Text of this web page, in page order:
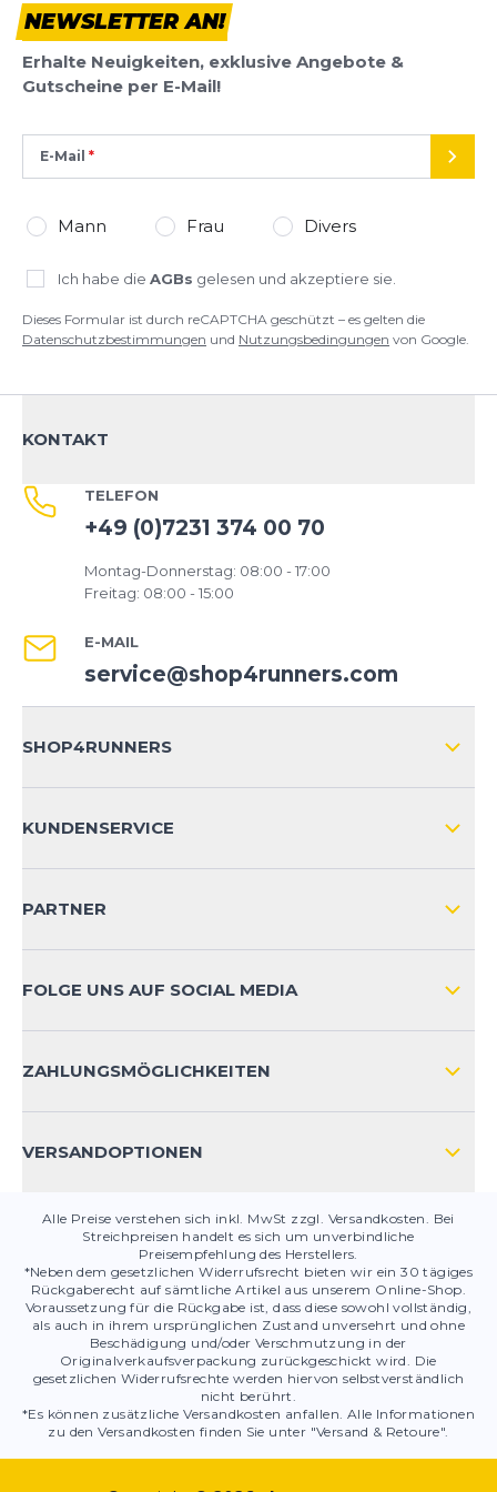
Dieses Formular ist durch reCAPTCHA geschützt – es gelten die
Datenschutzbestimmungenund
Google.
NEWSLETTER AN!
Erhalte Neuigkeiten, exklusive Angebote &
Gutscheine per E-Mail!
E-Mail
Mann Frau Divers
Ich habe die AGBs gelesen und akzeptiere sie.
Dieses Formular ist durch reCAPTCHA geschützt – es gelten die
Datenschutzbestimmungen und Nutzungsbedingungen von Google.
KONTAKT
TELEFON
+49 (0)7231 374 00 70
Montag-Donnerstag: 08:00 - 17:00
Freitag: 08:00 - 15:00
E-MAIL
service@shop4runners.com
SHOP4RUNNERS
KUNDENSERVICE
KONTAKT
PRODUKTSICHERHEIT
PARTNER
FOLGE UNS AUF SOCIAL MEDIA
ZAHLUNGSMÖGLICHKEITEN
VERSANDOPTIONEN
Alle Preise verstehen sich inkl. MwSt zzgl. Versandkosten. Bei
Streichpreisen handelt es sich um unverbindliche
Preisempfehlung des Herstellers.
*Neben dem gesetzlichen Widerrufsrecht bieten wir ein 30 tägiges
Rückgaberecht auf sämtliche Artikel aus unserem Online-Shop.
Voraussetzung für die Rückgabe ist, dass diese sowohl vollständig,
als auch in ihrem ursprünglichen Zustand unversehrt und ohne
Beschädigung und/oder Verschmutzung in der
Originalverkaufsverpackung zurückgeschickt wird. Die
gesetzlichen Widerrufsrechte werden hiervon selbstverständlich
nicht berührt.
*Es können zusätzliche Versandkosten anfallen. Alle Informationen
zu den Versandkosten finden Sie unter "Versand & Retoure".